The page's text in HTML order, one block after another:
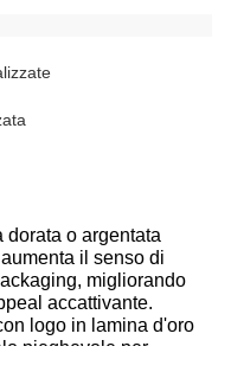
o argentata
il senso di
migliorando
accattivante.